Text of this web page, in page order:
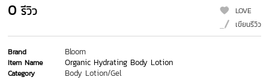
0 รีวิว
LOVE
เขียนรีวิว
Brand Bloom
Item Name Organic Hydrating Body Lotion
Category Body Lotion/Gel